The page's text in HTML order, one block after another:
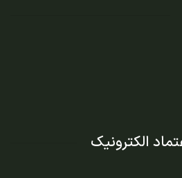
الکترونیک